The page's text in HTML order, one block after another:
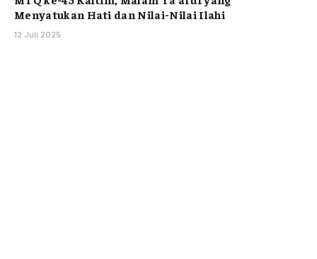
Menyatukan Hati dan Nilai-Nilai Ilahi
12 Juli 2025